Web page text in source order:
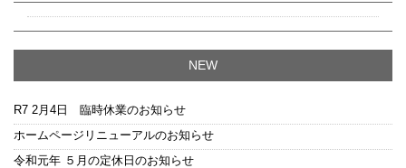
NEW
R7 2月4日 臨時休業のお知らせ
ホームページリニューアルのお知らせ
令和元年 ５月の定休日のお知らせ